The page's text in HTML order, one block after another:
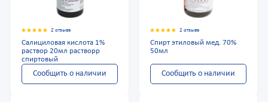
2 отзыва
Салициловая кислота 1%
раствор 20мл растворр
спиртовый
Сообщить о наличии
2 отзыва
Спирт этиловый мед. 70%
50мл
Сообщить о наличии